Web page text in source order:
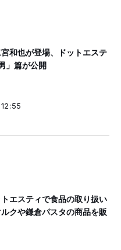
和也が登場、ドットエステ
」篇が公開
エスティで食品の取り扱い
クや鎌倉パスタの商品を販